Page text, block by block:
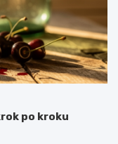
po kroku